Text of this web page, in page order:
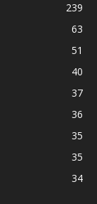
239
63
51
40
37
36
35
35
34